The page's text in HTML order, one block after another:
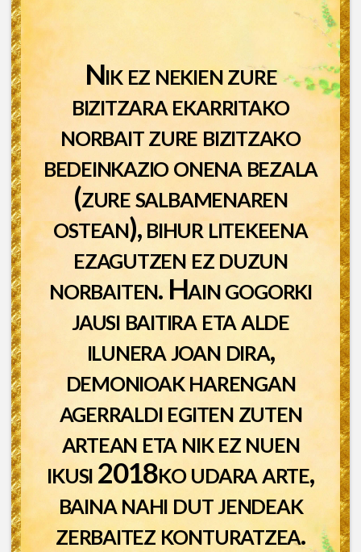
Nik ez nekien zure
bizitzara ekarritako
norbait zure bizitzako
bedeinkazio onena bezala
(zure salbamenaren
ostean), bihur litekeena
ezagutzen ez duzun
norbaiten. Hain gogorki
jausi baitira eta alde
ilunera joan dira,
demonioak harengan
agerraldi egiten zuten
artean eta nik ez nuen
ikusi 2018ko udara arte,
baina nahi dut jendeak
zerbaitez konturatzea.